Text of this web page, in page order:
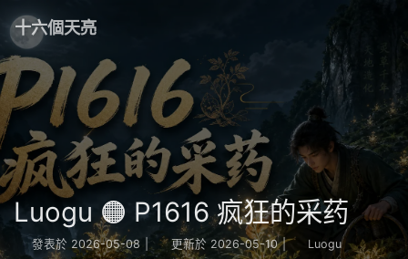
十六個天亮
Luogu 🟠 P1616 疯狂的采药
發表於 2026-05-08 更新於 2026-05-10 |
Luogu